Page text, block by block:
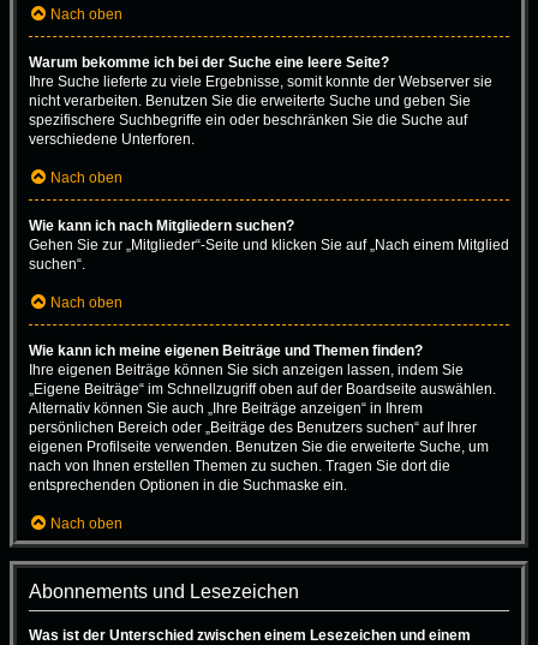
Nach oben
Warum bekomme ich bei der Suche eine leere Seite?
Ihre Suche lieferte zu viele Ergebnisse, somit konnte der Webserver sie
nicht verarbeiten. Benutzen Sie die erweiterte Suche und geben Sie
spezifischere Suchbegriffe ein oder beschränken Sie die Suche auf
verschiedene Unterforen.
Nach oben
Wie kann ich nach Mitgliedern suchen?
Gehen Sie zur „Mitglieder“-Seite und klicken Sie auf „Nach einem Mitglied
suchen“.
Nach oben
Wie kann ich meine eigenen Beiträge und Themen finden?
Ihre eigenen Beiträge können Sie sich anzeigen lassen, indem Sie
„Eigene Beiträge“ im Schnellzugriff oben auf der Boardseite auswählen.
Alternativ können Sie auch „Ihre Beiträge anzeigen“ in Ihrem
persönlichen Bereich oder „Beiträge des Benutzers suchen“ auf Ihrer
eigenen Profilseite verwenden. Benutzen Sie die erweiterte Suche, um
nach von Ihnen erstellen Themen zu suchen. Tragen Sie dort die
entsprechenden Optionen in die Suchmaske ein.
Nach oben
Abonnements und Lesezeichen
Was ist der Unterschied zwischen einem Lesezeichen und einem